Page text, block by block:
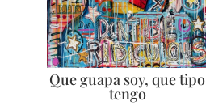
Que guapa soy, que tipo
tengo